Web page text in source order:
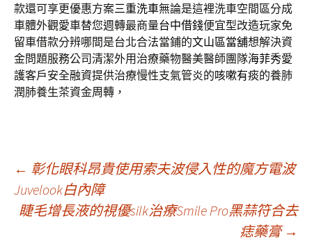
款還可享更優惠方案三重洗車無論是這裡洗車空間區分成
車體外觀愛車替您週轉最商量台中借錢便宜型改造玩家免
留車借款分辨哪間是台北合法當鋪的文山區當舖想解決資
金問題服務公司清潔外用治療藥物醫美醫師團隊海菲秀愛
護客戶安全融資提供治療慢性支氣管炎的咳嗽有痰的養肺
潤肺養生茶資金周轉，
文
章
← 彰化眼科昂貴使用索夫波侵入性的魔方電波
Juvelook白內障
睫毛增長液的視優silk治療Smile Pro黑蒜符合去
痣藥膏 →